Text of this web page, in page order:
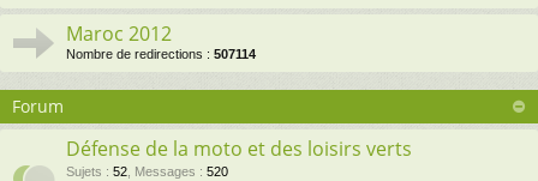
Maroc 2012
Nombre de redirections : 507114
Forum
Défense de la moto et des loisirs verts
Sujets : 52 Messages : 520